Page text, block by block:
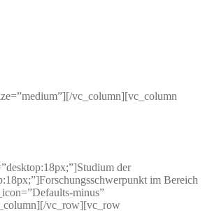
vc_column][vc_column
der
im Bereich
minus”
vc_row][vc_row